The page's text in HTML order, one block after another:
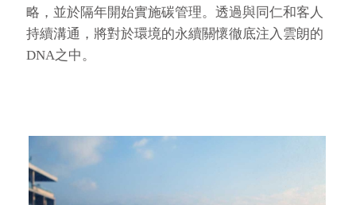
略，並於隔年開始實施碳管理。透過與同仁和客人
持續溝通，將對於環境的永續關懷徹底注入雲朗的
DNA之中。